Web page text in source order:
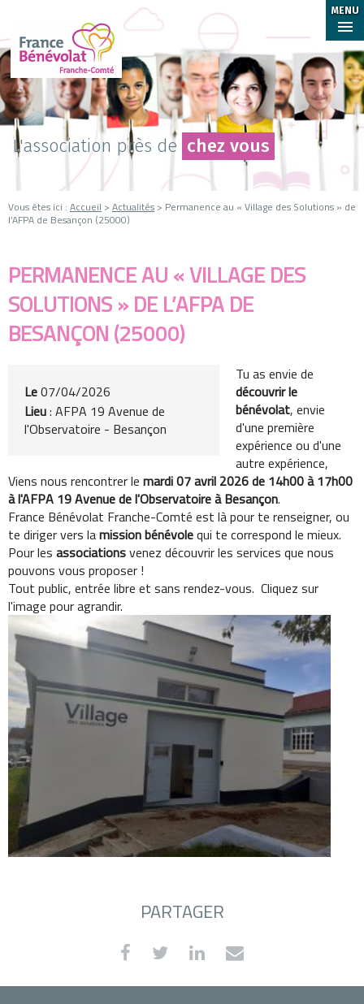
MENU
L'association près de chez vous
Vous êtes ici : Accueil > Actualités > Permanence au « Village des Solutions » de
l’AFPA de Besançon (25000)
PERMANENCE AU « VILLAGE DES
SOLUTIONS » DE L’AFPA DE
BESANÇON (25000)
Le07/04/2026
Lieu: AFPA 19 Avenue de
l'Observatoire - Besançon
Tu as envie de
découvrir le
bénévolat, envie
d'une première
expérience ou d'une
autre expérience,
Viens nous rencontrer le mardi 07 avril 2026 de 14h00 à 17h00
à l'AFPA 19 Avenue de l'Observatoire à Besançon.
France Bénévolat Franche-Comté est là pour te renseigner, ou
te diriger vers lamission bénévolequi te correspond le mieux.
Pour les associationsvenez découvrir les services que nous
pouvons vous proposer !
Tout public, entrée libre et sans rendez-vous. Cliquez sur
l'image pour agrandir.
PARTAGER